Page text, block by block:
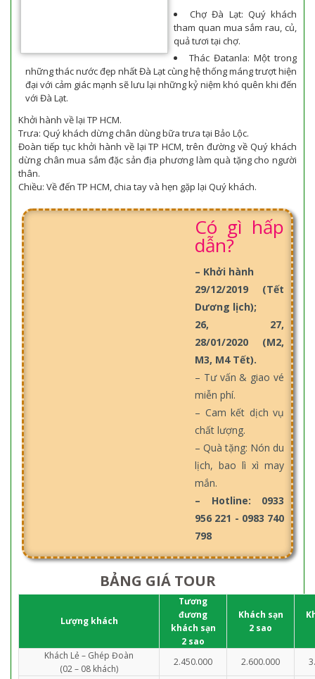
Chợ Đà Lạt: Quý khách
tham quan mua sắm rau, củ,
quả tươi tại chợ.
Thác Đatanla: Một trong
những thác nước đẹp nhất Đà Lạt cùng hệ thống máng trượt hiện
đại với cảm giác mạnh sẽ lưu lại những kỷ niệm khó quên khi đến
với Đà Lạt.
Khởi hành về lại TP HCM.
Trưa: Quý khách dừng chân dùng bữa trưa tại Bảo Lộc.
Đoàn tiếp tục khởi hành về lại TP HCM, trên đường về Quý khách
dừng chân mua sắm đặc sản địa phương làm quà tặng cho người
thân.
Chiều: Về đến TP HCM, chia tay và hẹn gặp lại Quý khách.
Có gì hấp
dẫn?
– Khởi hành
29/12/2019 (Tết
Dương lịch);
26, 27,
28/01/2020 (M2,
M3, M4 Tết).
– Tư vấn & giao vé
miễn phí.
– Cam kết dịch vụ
chất lượng.
– Quà tặng: Nón du
lịch, bao lì xì may
mắn.
– Hotline: 0933
956 221 - 0983 740
798
BẢNG GIÁ TOUR
Lượng khách
Tương
đương
khách sạn
2 sao
Khách sạn
2 sao
Khách Lẻ – Ghép Đoàn
(02 – 08 khách)
2.450.000 2.600.000